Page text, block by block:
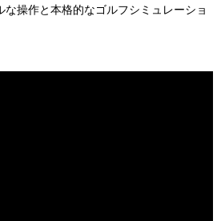
な操作と本格的なゴルフシミュレーショ